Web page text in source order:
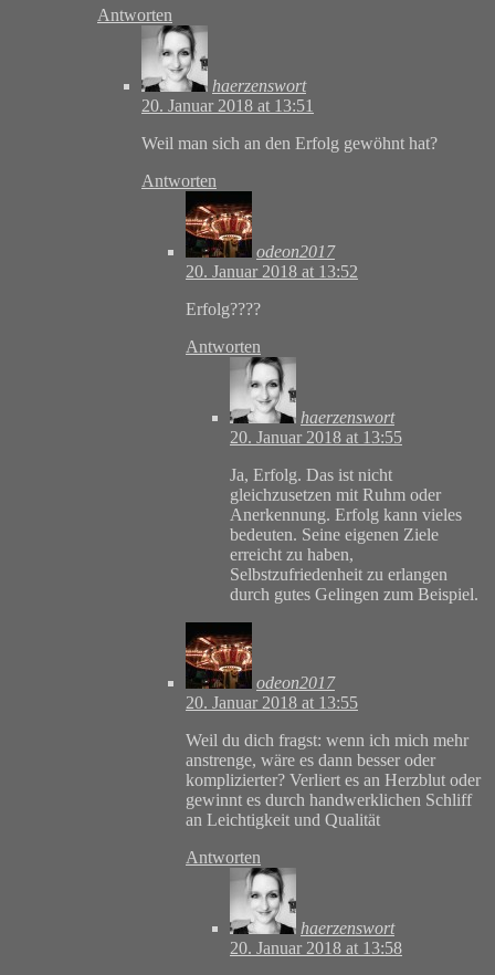
Antworten
haerzenswort
20. Januar 2018 at 13:51
Weil man sich an den Erfolg gewöhnt hat?
Antworten
odeon2017
20. Januar 2018 at 13:52
Erfolg????
Antworten
haerzenswort
20. Januar 2018 at 13:55
Ja, Erfolg. Das ist nicht
gleichzusetzen mit Ruhm oder
Anerkennung. Erfolg kann vieles
bedeuten. Seine eigenen Ziele
erreicht zu haben,
Selbstzufriedenheit zu erlangen
durch gutes Gelingen zum Beispiel.
odeon2017
20. Januar 2018 at 13:55
Weil du dich fragst: wenn ich mich mehr
anstrenge, wäre es dann besser oder
komplizierter? Verliert es an Herzblut oder
gewinnt es durch handwerklichen Schliff
an Leichtigkeit und Qualität
Antworten
haerzenswort
20. Januar 2018 at 13:58